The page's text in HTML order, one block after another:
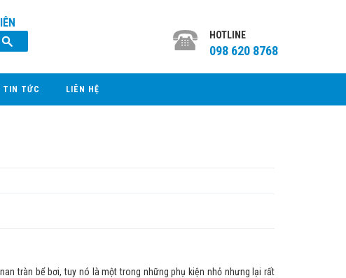
HOTLINE
098 620 8768
TIN TỨC LIÊN HỆ
tràn bể bơi, tuy nó là một trong những phụ kiện nhỏ nhưng lại rất